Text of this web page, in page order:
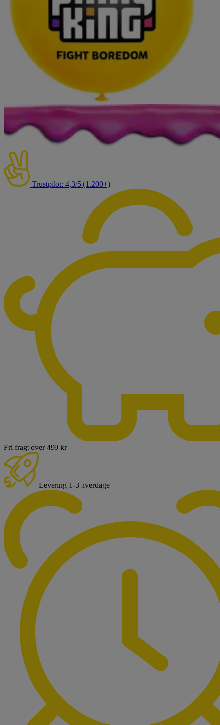
Trustpilot: 4,3/5 (1.200+)
Fri fragt over 499 kr
Levering 1-3 hverdage